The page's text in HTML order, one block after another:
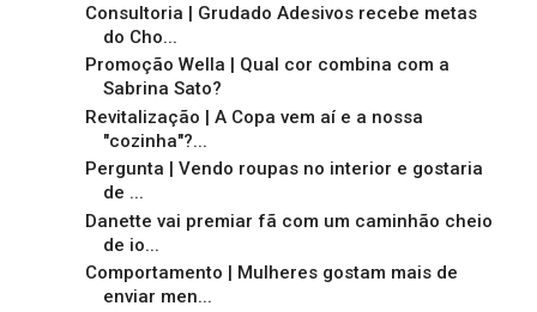
Consultoria | Grudado Adesivos recebe metas
do Cho...
Promoção Wella | Qual cor combina com a
Sabrina Sato?
Revitalização | A Copa vem aí e a nossa
"cozinha"?...
Pergunta | Vendo roupas no interior e gostaria
de ...
Danette vai premiar fã com um caminhão cheio
de io...
Comportamento | Mulheres gostam mais de
enviar men...